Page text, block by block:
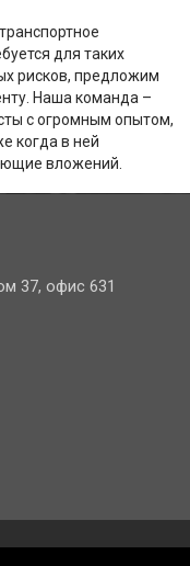
для таких
рисков, предложим
Наша команда –
с огромным опытом,
когда в ней
вложений.
37, офис 631